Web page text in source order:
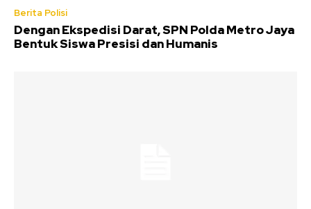
Berita Polisi
Dengan Ekspedisi Darat, SPN Polda Metro Jaya
Bentuk Siswa Presisi dan Humanis